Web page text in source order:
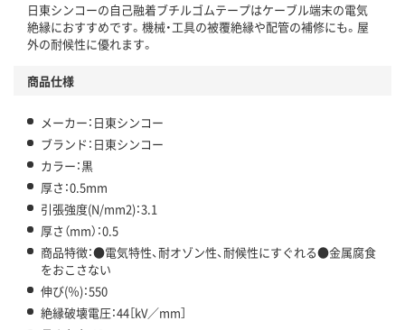
日東シンコーの自己融着ブチルゴムテープはケーブル端末の電気
絶縁におすすめです。機械・工具の被覆絶縁や配管の補修にも。屋
外の耐候性に優れます。
商品仕様
メーカー：日東シンコー
ブランド：日東シンコー
カラー：黒
厚さ：0.5mm
引張強度(N/mm2)：3.1
厚さ（mm）：0.5
商品特徴：●電気特性、耐オゾン性、耐候性にすぐれる●金属腐食
をおこさない
伸び(％)：550
絶縁破壊電圧：44［kV／mm］